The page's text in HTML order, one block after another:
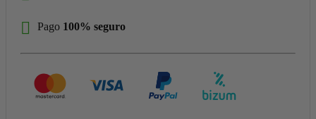
Pago 100% seguro